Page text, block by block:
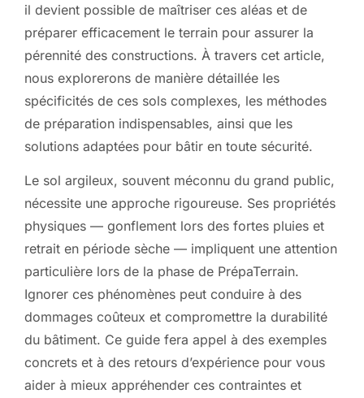
il devient possible de maîtriser ces aléas et de
préparer efficacement le terrain pour assurer la
pérennité des constructions. À travers cet article,
nous explorerons de manière détaillée les
spécificités de ces sols complexes, les méthodes
de préparation indispensables, ainsi que les
solutions adaptées pour bâtir en toute sécurité.
Le sol argileux, souvent méconnu du grand public,
nécessite une approche rigoureuse. Ses propriétés
physiques — gonflement lors des fortes pluies et
retrait en période sèche — impliquent une attention
particulière lors de la phase de PrépaTerrain.
Ignorer ces phénomènes peut conduire à des
dommages coûteux et compromettre la durabilité
du bâtiment. Ce guide fera appel à des exemples
concrets et à des retours d’expérience pour vous
aider à mieux appréhender ces contraintes et